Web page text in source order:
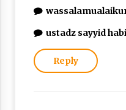
ustadz sayyid
Reply